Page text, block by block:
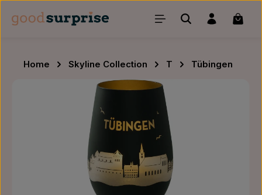
Zum Hauptinhalt springen
Home Skyline Collection T
Tübingen
Bildergalerie überspringen